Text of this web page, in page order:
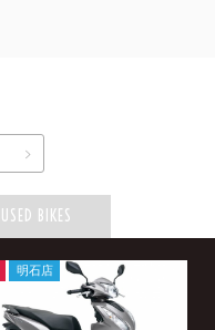
USED BIKES
明石店